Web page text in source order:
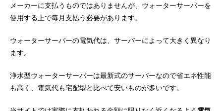
メーカーに支払うものではありませんが、ウォーターサーバーを
使用する上で毎月支払う必要があります。
ウォーターサーバーの電気代は、サーバーによって大きく異なり
ます。
浄水型ウォーターサーバーは最新式のサーバーなので省エネ性能
も高く、電気代も宅配型と比べて安いものが多いです。